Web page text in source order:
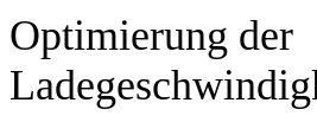
Optimierung der